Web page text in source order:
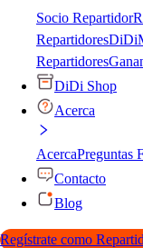
Socio Repartidor
Repartidores
Repartidores
DiDi Shop
Acerca
AcercaPreguntas
Contacto
Blog
Regístrate como